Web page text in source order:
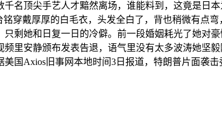
名顶尖手艺人才黯然离场，谁能料到，这竟是日
穿戴厚厚的白毛衣，头发全白了，背也稍微有点
剩她和日复一日的冷僻。前一段婚姻耗光了她对
里安静颁布发表告退，语气里没有太多波涛她坚
国Axios旧事网本地时间3日报道，特朗普片面袭